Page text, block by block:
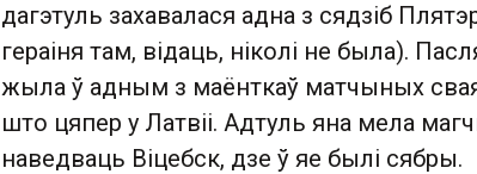
дагэтуль захавалася адна з сядзіб
гераіня там, відаць, ніколі не была).
жыла ў адным з маёнткаў матчыных
што цяпер у Латвіі. Адтуль яна мела
наведваць Віцебск, дзе ў яе былі сябры.